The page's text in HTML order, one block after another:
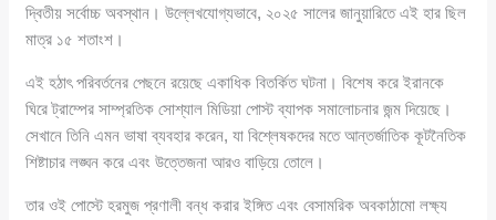
দ্বিতীয় সর্বোচ্চ অবস্থান। উল্লেখযোগ্যভাবে, ২০২৫ সালের জানুয়ারিতে এই হার ছিল
মাত্র ১৫ শতাংশ।
এই হঠাৎ পরিবর্তনের পেছনে রয়েছে একাধিক বিতর্কিত ঘটনা। বিশেষ করে ইরানকে
ঘিরে ট্রাম্পের সাম্প্রতিক সোশ্যাল মিডিয়া পোস্ট ব্যাপক সমালোচনার জন্ম দিয়েছে।
সেখানে তিনি এমন ভাষা ব্যবহার করেন, যা বিশ্লেষকদের মতে আন্তর্জাতিক কূটনৈতিক
শিষ্টাচার লঙ্ঘন করে এবং উত্তেজনা আরও বাড়িয়ে তোলে।
তার ওই পোস্টে হরমুজ প্রণালী বন্ধ করার ইঙ্গিত এবং বেসামরিক অবকাঠামো লক্ষ্য